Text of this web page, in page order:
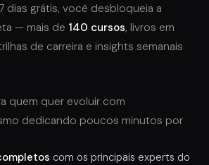
dias grátis, você desbloqueia a
— mais de 140 cursos, livros em
de carreira e insights semanais
quem quer evoluir com
dedicando poucos minutos por
com os principais experts do